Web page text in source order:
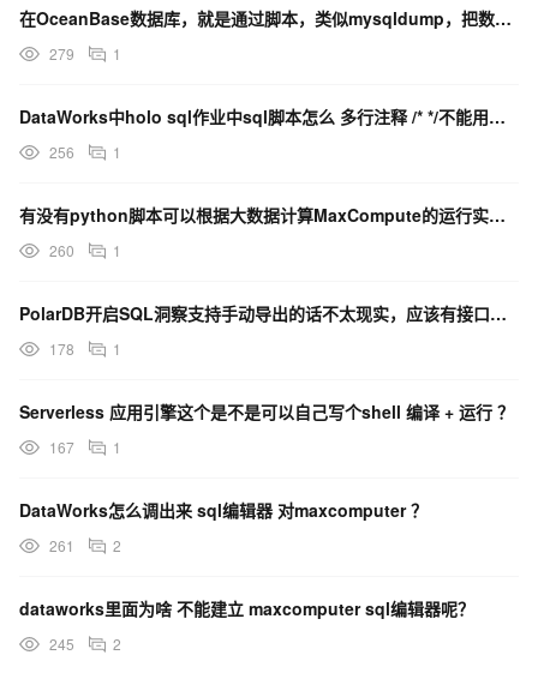
在OceanBase数据库，就是通过脚本，类似mysqldump，把数据导出成sql语句文件?
279 1
DataWorks中holo sql作业中sql脚本怎么 多行注释 /* */不能用吗？
256 1
有没有python脚本可以根据大数据计算MaxCompute的运行实例拿到执行的sql啊？
260 1
PolarDB开启SQL洞察支持手动导出的话不太现实，应该有接口能整个脚本自动导出？
178 1
Serverless 应用引擎这个是不是可以自己写个shell 编译 + 运行 ？
167 1
DataWorks怎么调出来 sql编辑器 对maxcomputer ？
261 2
dataworks里面为啥 不能建立 maxcomputer sql编辑器呢？
245 2